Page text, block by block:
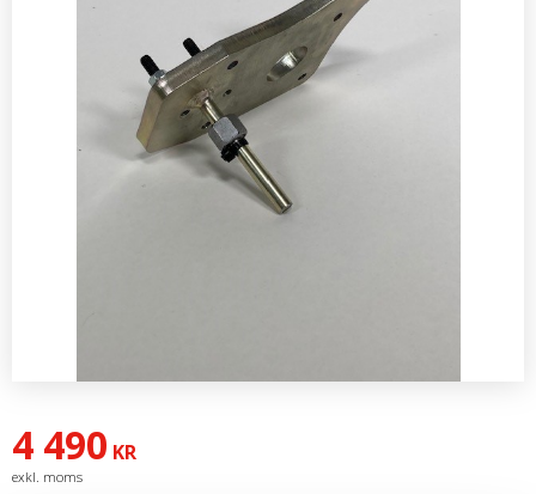
4 490 KR